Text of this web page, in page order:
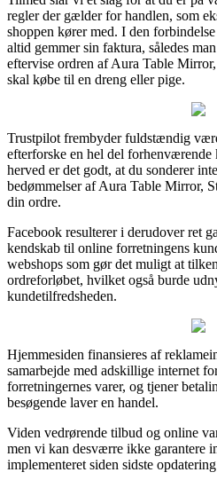
regler der gælder for handlen, som
shoppen kører med. I den
altid gemmer sin faktura, således
eftervise ordren af Aura Table
skal købe til en dreng eller pige.
Trustpilot frembyder fuldstændig
efterforske en hel del forhenværende
herved er det godt, at du sonderer
bedømmelser af Aura Table Mirror,
din ordre.
Facebook resulterer i derudover ret
kendskab til online forretningens
webshops som gør det muligt at
ordreforløbet, hvilket også burde
kundetilfredsheden.
Hjemmesiden finansieres af
samarbejde med adskillige internet
forretningernes varer, og tjener
besøgende laver en handel.
Viden vedrørende tilbud og online
men vi kan desværre ikke garantere
implementeret siden sidste